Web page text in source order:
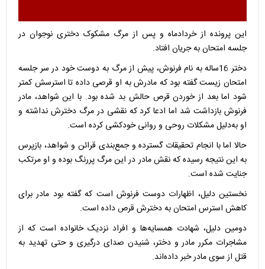
این پرونده از خردادماه و پس از مرگ مشکوک دختری نوجوان در
جلسه امتحان به جریان افتاد.
دختر 16ساله به نام فرنوش، پیش از مرگ به دوست خود در سر جلسه
امتحان زیست گفته بود که مادرش به او قرصی داده تا استرسش کمتر
شود اما بعد از خوردن قرص حالش بد شده بود. با این شواهد، مادر
فرنوش بازداشت شد اما ادعا کرد که نقشی در مرگ دخترش نداشته و
او به‌دلیل مشکلات روحی و روانی خودکشی کرده است.
حالا اما با انجام تحقیقات گسترده و جمع‌بندی قرائن و شواهد، بازپرس
به این نتیجه رسیده که نقش مادر در این مرگ پررنگ بوده و او مرتکب
جنایت شده است.
نخستین دلیل، اظهارات دوست فرنوش است که گفته بود مادر برای
کاهش استرس امتحان به دخترش قرص داده است.
دومین دلیل، شهادت همسایه‌ها و افراد نزدیک خانواده است که از
مشاجرات مکرر مادر و دختر، شنیدن صدای درگیری و حتی تهدید به
قتل از سوی مادر خبر داده‌اند.